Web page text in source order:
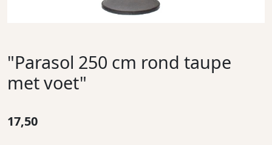
"Parasol 250 cm rond taupe
met voet"
17,50